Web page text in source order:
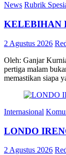
News Rubrik
KELEBIHAN
2 Agustus 2026
Oleh: Ganjar
pertiga malam
memastikan siapa
Internasional
LONDO
2 Agustus 2026